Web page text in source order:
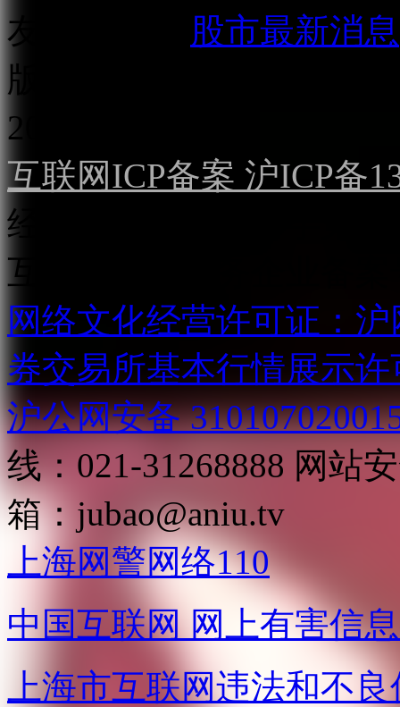
友情链接：
股市最新消息
版权所有：
2022）
互联网ICP备案 沪ICP备
经营许可证（沪）字第
互联网直播服务企业备案
网络文化经营许可证：
券交易所基本行情展示许
沪公网安备
线：021-31268888 网站
箱： jubao@aniu.tv
上海网警网络110
中国互联网 网上有害信
上海市互联网违法和不